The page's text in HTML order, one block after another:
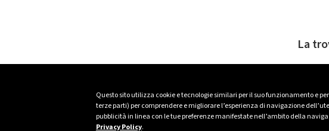
Questo sito utilizza cookie e tecnologie similari per il suo funzionamento e
terze parti) per comprendere e migliorare l’esperienza di navigazione
pubblicità in linea con le tue preferenze manifestate nell’ambito della
Privacy Policy.
La